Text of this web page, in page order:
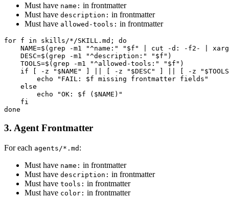
Must have name: in frontmatter
Must have description: in frontmatter
Must have allowed-tools: in frontmatter
for f in skills/*/SKILL.md; do
NAME=$(grep -m1 "^name:" "$f" | cut -d: -f2- |
    DESC=$(grep -m1 "^description:" "$f")
    TOOLS=$(grep -m1 "^allowed-tools:" "$f")
if [ -z "$NAME" ] || [ -z "$DESC" ] || [ -z
        echo "FAIL: $f missing frontmatter fields"
    else
        echo "OK: $f ($NAME)"
    fi
3. Agent Frontmatter
For each agents/*.md :
Must have name: in frontmatter
Must have description: in frontmatter
Must have tools: in frontmatter
Must have color: in frontmatter